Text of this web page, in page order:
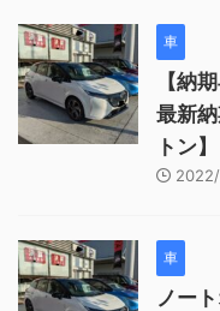
車
【納
最新
トン】
車
ノー